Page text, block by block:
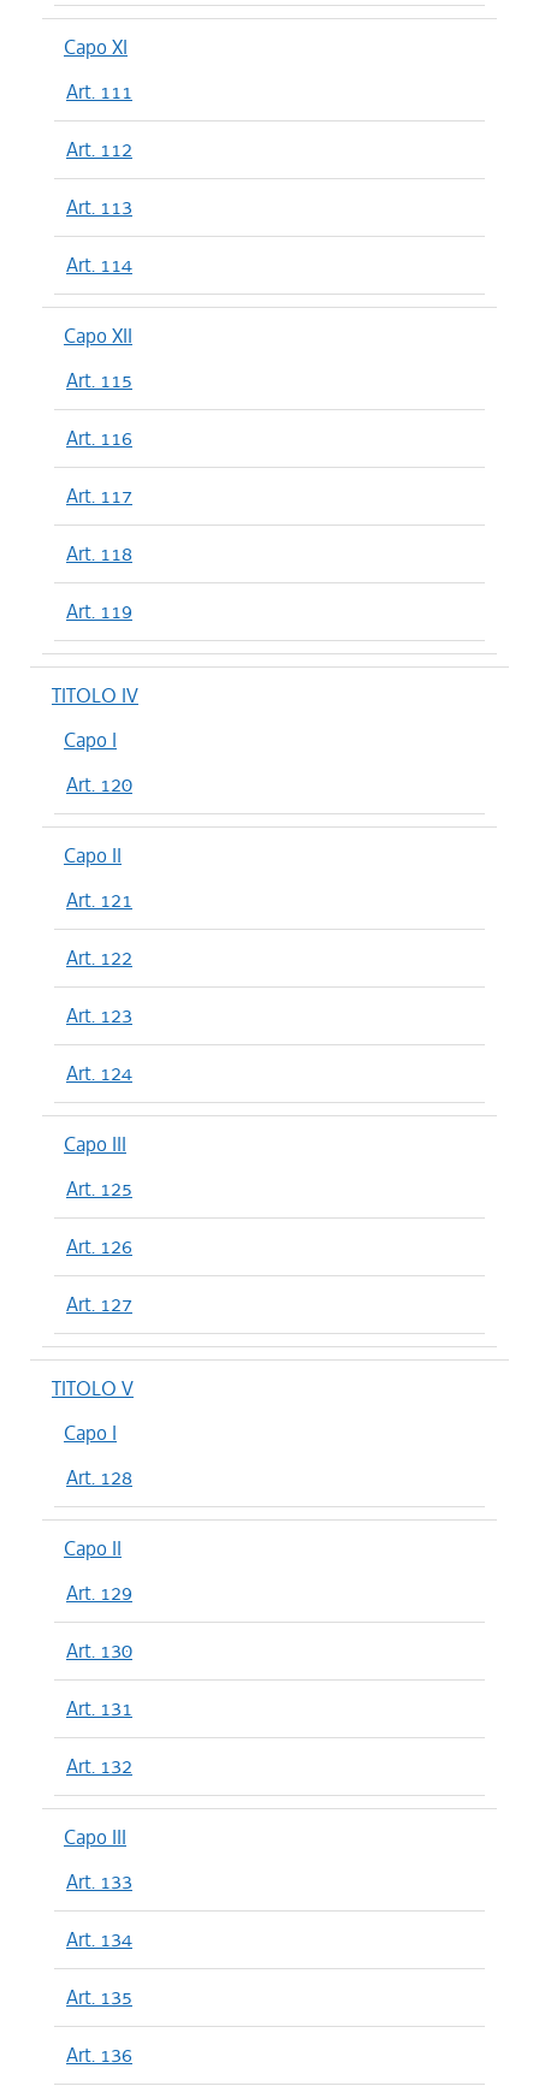
Capo XI
Art. 111
Art. 112
Art. 113
Art. 114
Capo XII
Art. 115
Art. 116
Art. 117
Art. 118
Art. 119
TITOLO IV
Capo I
Art. 120
Capo II
Art. 121
Art. 122
Art. 123
Art. 124
Capo III
Art. 125
Art. 126
Art. 127
TITOLO V
Capo I
Art. 128
Capo II
Art. 129
Art. 130
Art. 131
Art. 132
Capo III
Art. 133
Art. 134
Art. 135
Art. 136